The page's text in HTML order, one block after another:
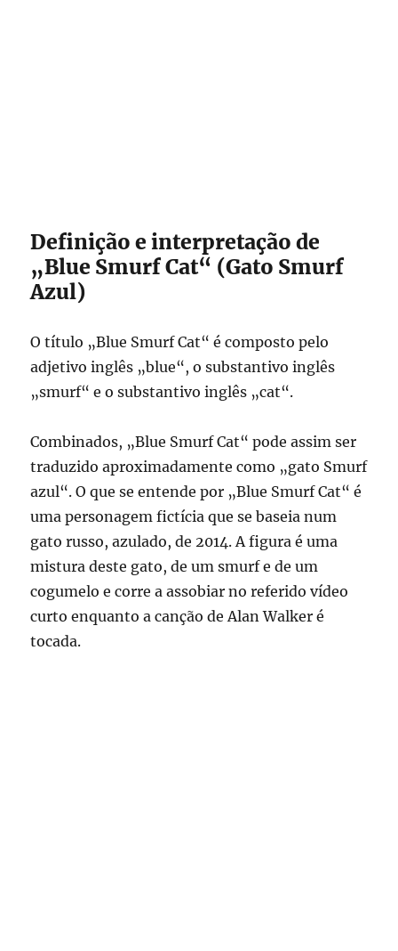
Definição e interpretação de
„Blue Smurf Cat“ (Gato Smurf
Azul)
O título „Blue Smurf Cat“ é composto pelo
adjetivo inglês „blue“, o substantivo inglês
„smurf“ e o substantivo inglês „cat“.
Combinados, „Blue Smurf Cat“ pode assim ser
traduzido aproximadamente como „gato Smurf
azul“. O que se entende por „Blue Smurf Cat“ é
uma personagem fictícia que se baseia num
gato russo, azulado, de 2014. A figura é uma
mistura deste gato, de um smurf e de um
cogumelo e corre a assobiar no referido vídeo
curto enquanto a canção de Alan Walker é
tocada.